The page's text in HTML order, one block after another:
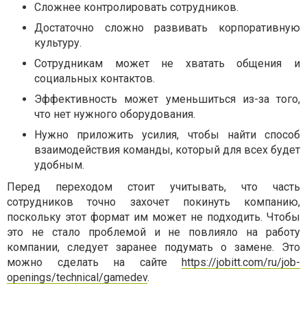
Сложнее контролировать сотрудников.
Достаточно сложно развивать корпоративную
культуру.
Сотрудникам может не хватать общения и
социальных контактов.
Эффективность может уменьшиться из-за того,
что нет нужного оборудования.
Нужно приложить усилия, чтобы найти способ
взаимодействия команды, который для всех будет
удобным.
Перед переходом стоит учитывать, что часть
сотрудников точно захочет покинуть компанию,
поскольку этот формат им может не подходить. Чтобы
это не стало проблемой и не повлияло на работу
компании, следует заранее подумать о замене. Это
можно сделать на сайте https://jobitt.com/ru/job-
openings/technical/gamedev.